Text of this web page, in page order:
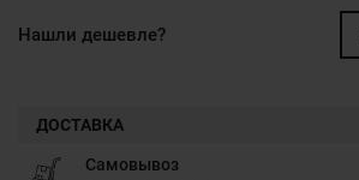
Нашли дешевле?
ДОСТАВКА
Самовывоз